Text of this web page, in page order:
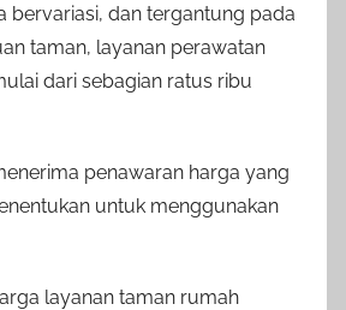
bervariasi, dan tergantung pada
taman, layanan perawatan
dari sebagian ratus ribu
penawaran harga yang
untuk menggunakan
layanan taman rumah